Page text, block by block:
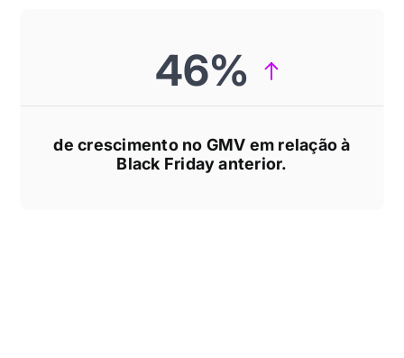
46%
de crescimento no GMV em relação à
Black Friday anterior.